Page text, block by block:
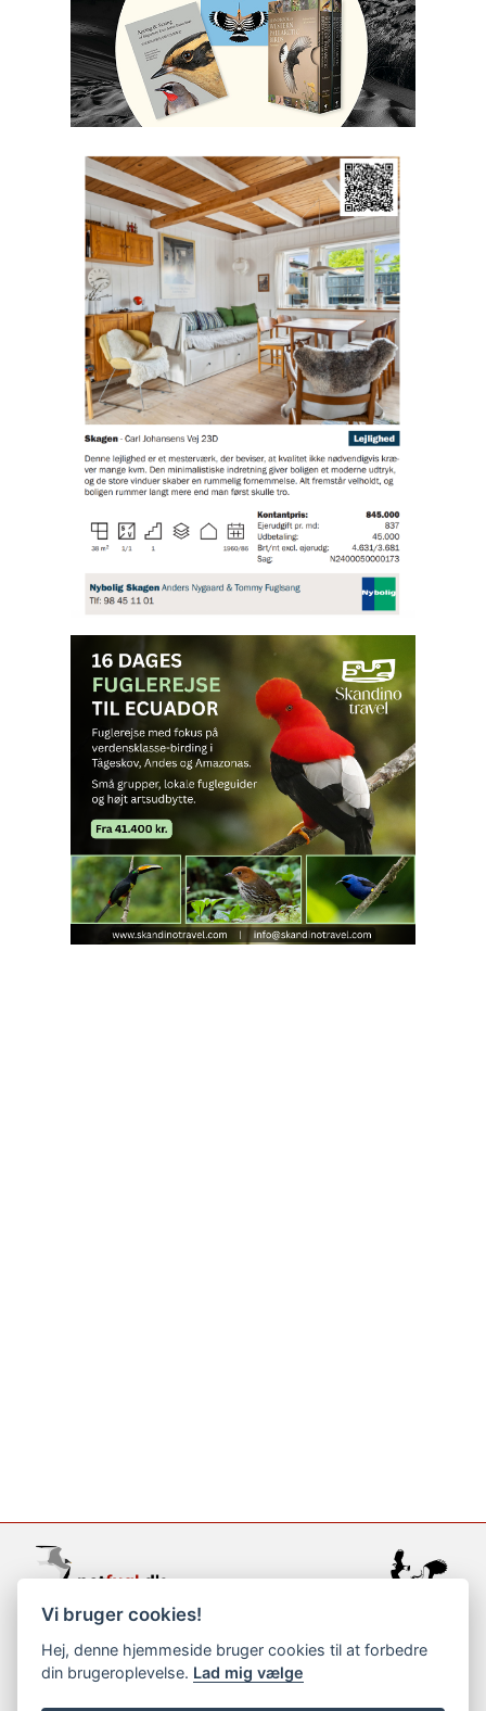
support@netfugl.dk
copyright © 2002-2023
Vi bruger cookies!
Hej, denne hjemmeside bruger cookies til at forbedre
din brugeroplevelse. Lad mig vælge